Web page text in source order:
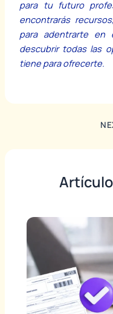
para tu futuro
encontrarás
para adentrarte en
descubrir todas las
tiene para ofrecerte.